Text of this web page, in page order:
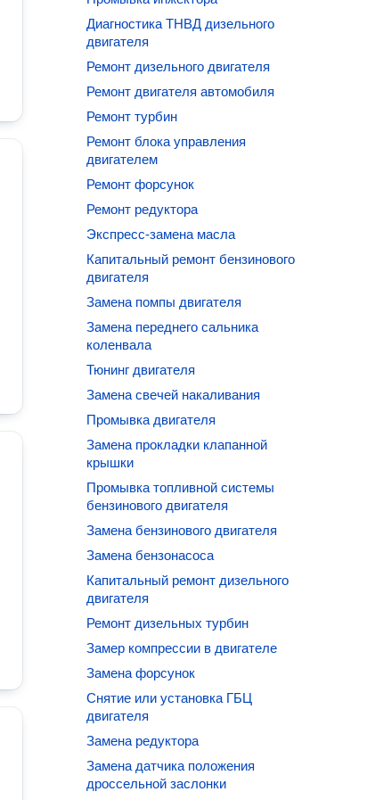
Диагностика ТНВД дизельного
двигателя
Ремонт дизельного двигателя
Ремонт двигателя автомобиля
Ремонт турбин
Ремонт блока управления
двигателем
Ремонт форсунок
Ремонт редуктора
Экспресс-замена масла
Капитальный ремонт бензинового
двигателя
Замена помпы двигателя
Замена переднего сальника
коленвала
Тюнинг двигателя
Замена свечей накаливания
Промывка двигателя
Замена прокладки клапанной
крышки
Промывка топливной системы
бензинового двигателя
Замена бензинового двигателя
Замена бензонасоса
Капитальный ремонт дизельного
двигателя
Ремонт дизельных турбин
Замер компрессии в двигателе
Замена форсунок
Снятие или установка ГБЦ
двигателя
Замена редуктора
Замена датчика положения
дроссельной заслонки